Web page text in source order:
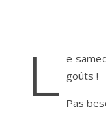
L e
goûts !
Pas